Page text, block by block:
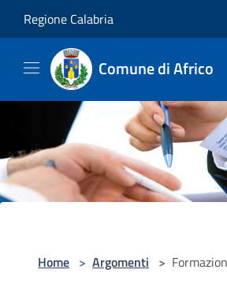
Regione Calabria
Comune di Africo
Home > Argomenti >